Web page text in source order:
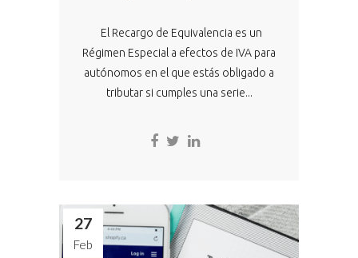
El Recargo de Equivalencia es un
Régimen Especial a efectos de IVA para
autónomos en el que estás obligado a
tributar si cumples una serie...
27
Feb